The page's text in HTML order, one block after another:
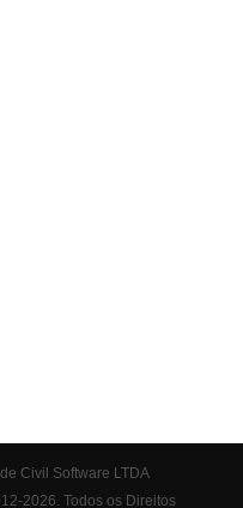
Civil Software LTDA
2026. Todos os Direitos